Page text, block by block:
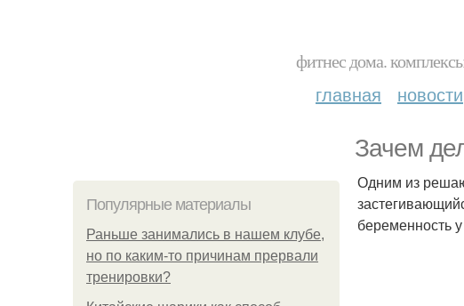
фитнес дома.
главная новости
Зачем
Популярные материалы
Раньше занимались в нашем клубе,
но по каким-то причинам прервали
тренировки?
Одним из
беременность